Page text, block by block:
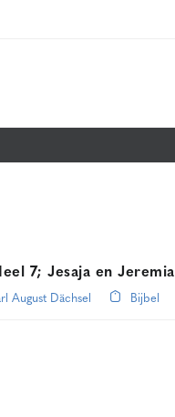
7; Jesaja en Jeremia
August Dächsel Bijbel